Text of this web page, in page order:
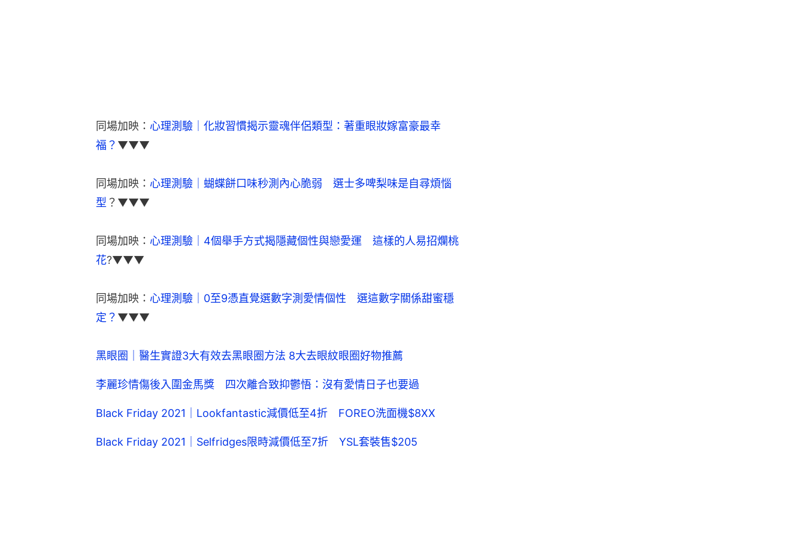
同場加映： 心理測驗｜化妝習慣揭示靈魂伴侶類型：著重眼妝嫁富豪最幸
福？ ▼▼▼
同場加映： 心理測驗｜蝴蝶餅口味秒測內心脆弱　選士多啤梨味是自尋煩惱
型 ？▼▼▼
同場加映： 心理測驗｜4個舉手方式揭隱藏個性與戀愛運　這樣的人易招爛桃
花?▼▼▼
同場加映： 心理測驗｜0至9憑直覺選數字測愛情個性　選這數字關係甜蜜穩
定？ ▼▼▼
黑眼圈｜醫生實證3大有效去黑眼圈方法 8大去眼紋眼圈好物推薦
李麗珍情傷後入圍金馬獎 四次離合致抑鬱悟：沒有愛情日子也要過
Black Friday 2021｜Lookfantastic減價低至4折 FOREO洗面機$8XX
Black Friday 2021｜Selfridges限時減價低至7折 YSL套裝售$205